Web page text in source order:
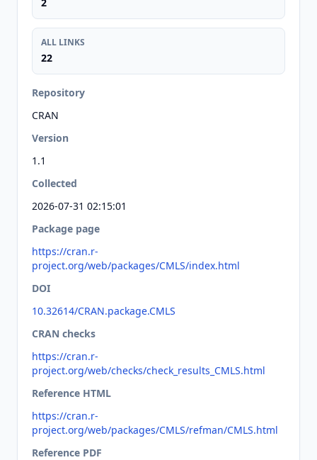
ALL LINKS
22
Repository
CRAN
Version
1.1
Collected
2026-07-31 02:15:01
Package page
https://cran.r-
project.org/web/packages/CMLS/index.html
DOI
10.32614/CRAN.package.CMLS
CRAN checks
https://cran.r-
project.org/web/checks/check_results_CMLS.html
Reference HTML
https://cran.r-
project.org/web/packages/CMLS/refman/CMLS.html
Reference PDF